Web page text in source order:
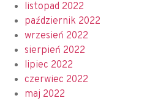
listopad 2022
październik 2022
wrzesień 2022
sierpień 2022
lipiec 2022
czerwiec 2022
maj 2022